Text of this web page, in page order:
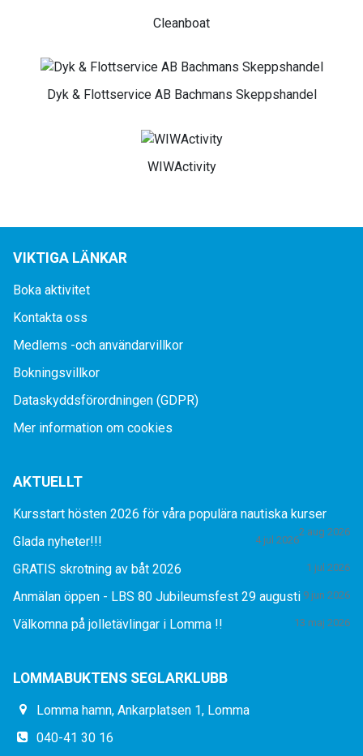
Cleanboat
Dyk & Flottservice AB Bachmans Skeppshandel
WIWActivity
VIKTIGA LÄNKAR
Boka aktivitet
Kontakta oss
Medlems -och användarvillkor
Bokningsvillkor
Dataskyddsförordningen (GDPR)
Mer information om cookies
AKTUELLT
Kursstart hösten 2026 för våra populära nautiska kurser
2 aug 2026
Glada nyheter!!! 4 jul 2026
GRATIS skrotning av båt 2026 1 jul 2026
Anmälan öppen - LBS 80 Jubileumsfest 29 augusti 9 jun 2026
Välkomna på jolletävlingar i Lomma !! 13 maj 2026
LOMMABUKTENS SEGLARKLUBB
Lomma hamn, Ankarplatsen 1, Lomma
040-41 30 16